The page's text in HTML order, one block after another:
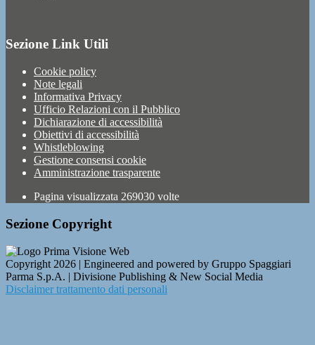
Sezione Link Utili
Cookie policy
Note legali
Informativa Privacy
Ufficio Relazioni con il Pubblico
Dichiarazione di accessibilità
Obiettivi di accessibilità
Whistleblowing
Gestione consensi cookie
Amministrazione trasparente
Pagina visualizzata 269030 volte
Sezione Copyright
Copyright 2026 | Engineered and powered by Gruppo Spaggiari
Parma S.p.A. | Divisione Publishing & New Social Media
Disclaimer trattamento dati personali